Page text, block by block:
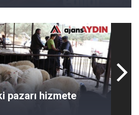
pazarı hizmete